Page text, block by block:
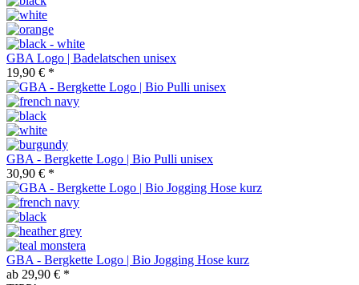
GBA Logo | Badelatschen unisex
19,90 € *
GBA - Bergkette Logo | Bio Pulli unisex
30,90 € *
GBA - Bergkette Logo | Bio Jogging Hose kurz
ab 29,90 € *